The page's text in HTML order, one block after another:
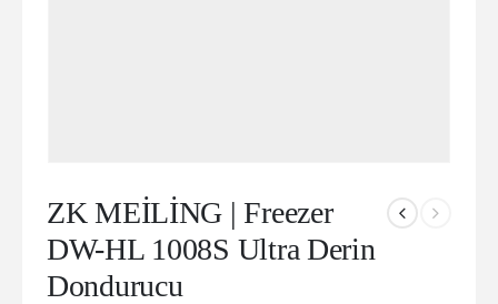
ZK MEİLİNG | Freezer
DW-HL 1008S Ultra Derin
Dondurucu